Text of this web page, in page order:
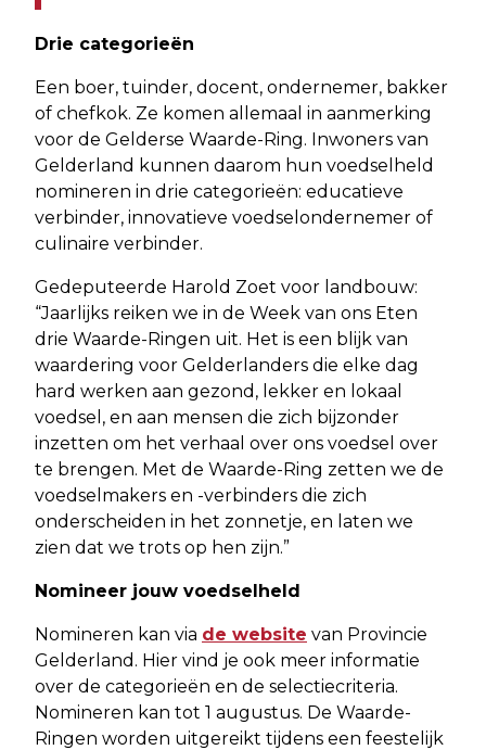
Drie categorieën
Een boer, tuinder, docent, ondernemer, bakker
of chefkok. Ze komen allemaal in aanmerking
voor de Gelderse Waarde-Ring. Inwoners van
Gelderland kunnen daarom hun voedselheld
nomineren in drie categorieën: educatieve
verbinder, innovatieve voedselondernemer of
culinaire verbinder.
Gedeputeerde Harold Zoet voor landbouw:
“Jaarlijks reiken we in de Week van ons Eten
drie Waarde-Ringen uit. Het is een blijk van
waardering voor Gelderlanders die elke dag
hard werken aan gezond, lekker en lokaal
voedsel, en aan mensen die zich bijzonder
inzetten om het verhaal over ons voedsel over
te brengen. Met de Waarde-Ring zetten we de
voedselmakers en -verbinders die zich
onderscheiden in het zonnetje, en laten we
zien dat we trots op hen zijn.”
Nomineer jouw voedselheld
Nomineren kan via de website van Provincie
Gelderland. Hier vind je ook meer informatie
over de categorieën en de selectiecriteria.
Nomineren kan tot 1 augustus. De Waarde-
Ringen worden uitgereikt tijdens een feestelijk